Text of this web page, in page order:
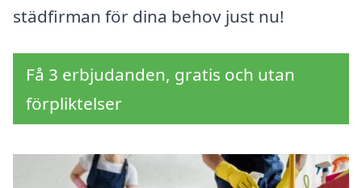
städfirman för dina behov just nu!
Få 3 erbjudanden, gratis och utan
förpliktelser